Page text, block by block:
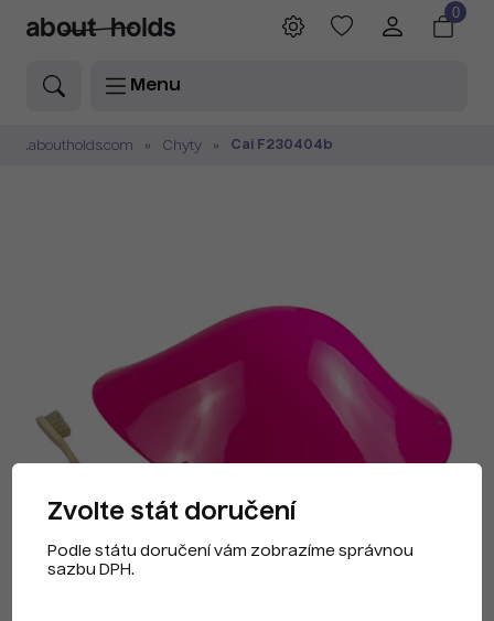
Menu
0
.aboutholds.com Chyty Cai F230404b
Zvolte stát doručení
Podle státu doručení vám zobrazíme správnou
sazbu DPH.